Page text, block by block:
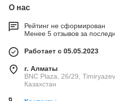
О нас
Рейтинг не сформирован
Менее 5 отзывов за
Работает с 05.05.2023
г. Алматы
BNC Plaza, 26/29,
Казахстан